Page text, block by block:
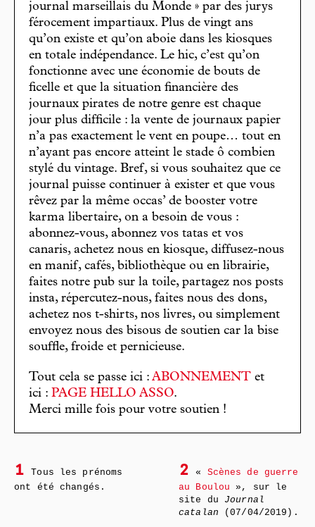
journal marseillais du Monde » par des jurys
férocement impartiaux. Plus de vingt ans
qu’on existe et qu’on aboie dans les kiosques
en totale indépendance. Le hic, c’est qu’on
fonctionne avec une économie de bouts de
ficelle et que la situation financière des
journaux pirates de notre genre est chaque
jour plus difficile : la vente de journaux papier
n’a pas exactement le vent en poupe… tout en
n’ayant pas encore atteint le stade ô combien
stylé du vintage. Bref, si vous souhaitez que ce
journal puisse continuer à exister et que vous
rêvez par la même occas’ de booster votre
karma libertaire, on a besoin de vous :
abonnez-vous, abonnez vos tatas et vos
canaris, achetez nous en kiosque, diffusez-nous
en manif, cafés, bibliothèque ou en librairie,
faites notre pub sur la toile, partagez nos posts
insta, répercutez-nous, faites nous des dons,
achetez nos t-shirts, nos livres, ou simplement
envoyez nous des bisous de soutien car la bise
souffle, froide et pernicieuse.
Tout cela se passe ici : ABONNEMENT et
ici : PAGE HELLO ASSO.
Merci mille fois pour votre soutien !
1
Tous les prénoms
ont été changés.
2 « Scènes de guerre
au Boulou », sur le
site du Journal
catalan (07/04/2019).